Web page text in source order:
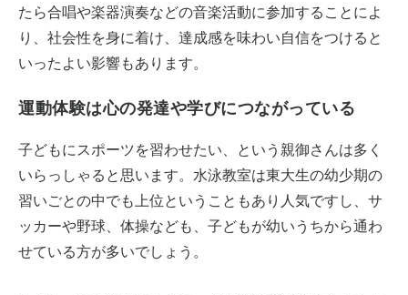
たら合唱や楽器演奏などの音楽活動に参加することによ
り、社会性を身に着け、達成感を味わい自信をつけると
いったよい影響もあります。
運動体験は心の発達や学びにつながっている
子どもにスポーツを習わせたい、という親御さんは多く
いらっしゃると思います。水泳教室は東大生の幼少期の
習いごとの中でも上位ということもあり人気ですし、サ
ッカーや野球、体操なども、子どもが幼いうちから通わ
せている方が多いでしょう。